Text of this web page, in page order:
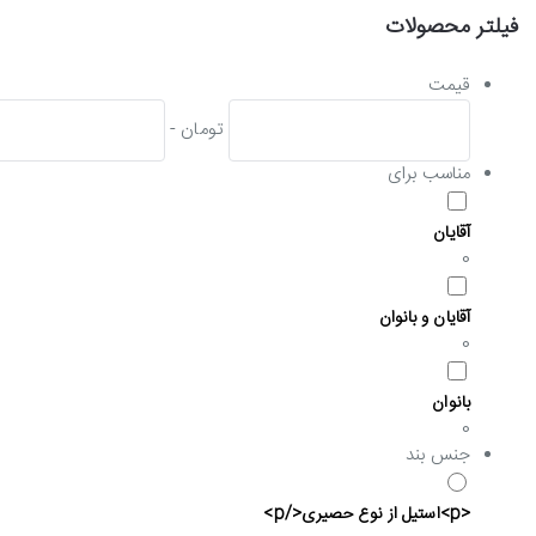
فیلتر محصولات
قیمت
تومان -
مناسب برای
آقایان
0
آقایان و بانوان
0
بانوان
0
جنس بند
<p>استیل از نوع حصیری</p>